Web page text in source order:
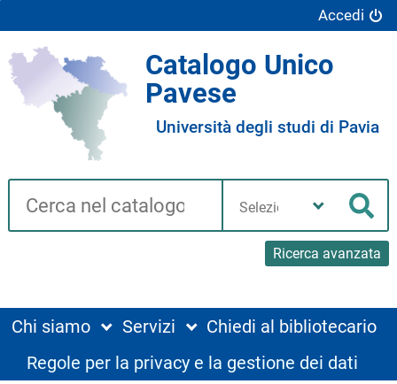
Accedi
Catalogo Unico
Pavese
Università degli studi di Pavia
Cerca su "Catalogo"
Ricerca avanzata
biblioteca
Chi siamo Servizi
Chiedi al bibliotecario
Regole per la privacy e la gestione dei dati